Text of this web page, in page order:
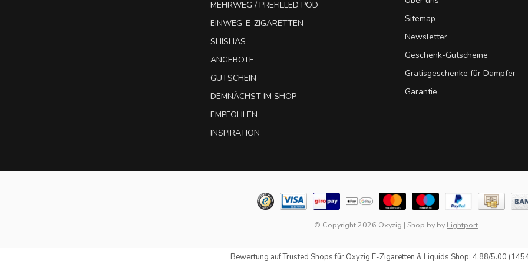
MEHRWEG / PREFILLED POD
EINWEG-E-ZIGARETTEN
SHISHAS
ANGEBOTE
GUTSCHEIN
DEMNÄCHST IM SHOP
EMPFOHLEN
INSPIRATION
Sitemap
Newsletter
Geschenk-Gutscheine
Gratisgeschenke für Dampfer
Garantie
© Copyright 2026 Oxyzig | Shop by by Lightport
Bewertung aufTrusted Shopsfür Oxyzig E-Zigaretten & Liquids Shop: 4.88/5.00